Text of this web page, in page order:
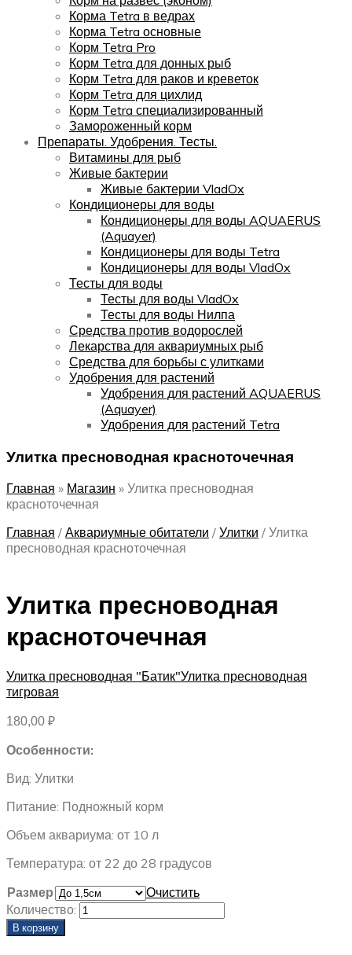
Корма Tetra в ведрах
Корма Tetra основные
Корм Tetra Pro
Корм Tetra для донных рыб
Корм Tetra для раков и креветок
Корм Tetra для цихлид
Корм Tetra специализированный
Замороженный корм
Препараты. Удобрения. Тесты.
Витамины для рыб
Живые бактерии
Живые бактерии VladOx
Кондиционеры для воды
Кондиционеры для воды AQUAERUS
(Aquayer)
Кондиционеры для воды Tetra
Кондиционеры для воды VladOx
Тесты для воды
Тесты для воды VladOx
Тесты для воды Нилпа
Средства против водорослей
Лекарства для аквариумных рыб
Средства для борьбы с улитками
Удобрения для растений
Удобрения для растений AQUAERUS
(Aquayer)
Удобрения для растений Tetra
Улитка пресноводная красноточечная
Главная » Магазин » Улитка пресноводная
красноточечная
Главная / Аквариумные обитатели / Улитки / Улитка
пресноводная красноточечная
Улитка пресноводная
красноточечная
Улитка пресноводная "Батик"Улитка пресноводная
тигровая
180,00 ₽
Особенности:
Вид: Улитки
Питание: Подножный корм
Объем аквариума: от 10 л
Температура: от 22 до 28 градусов
Размер
Очистить
Количество:
В корзину